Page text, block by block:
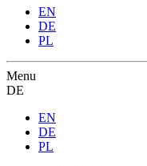
EN
DE
PL
Menu
DE
EN
DE
PL